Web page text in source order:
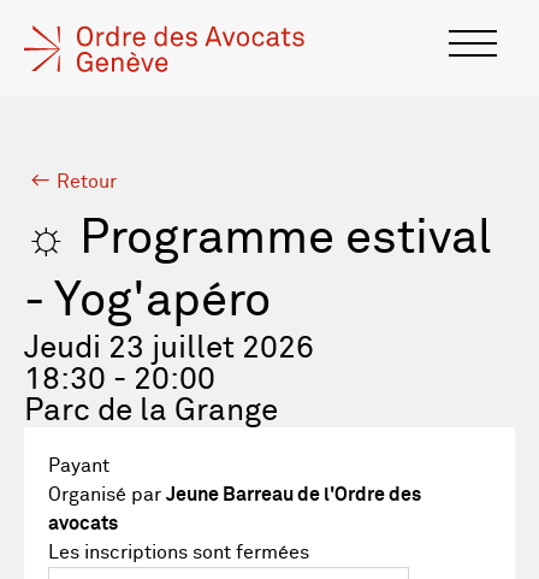
Retour
☼ Programme estival
- Yog'apéro
Jeudi 23 juillet 2026
18:30 - 20:00
Parc de la Grange
Payant
Organisé par Jeune Barreau de l'Ordre des
avocats
Les inscriptions sont fermées